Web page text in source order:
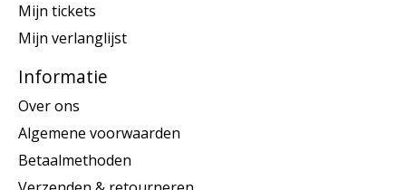
Mijn tickets
Mijn verlanglijst
Informatie
Over ons
Algemene voorwaarden
Betaalmethoden